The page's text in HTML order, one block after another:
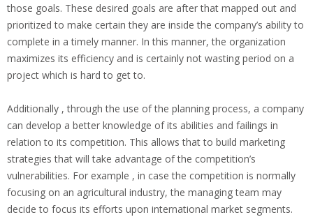
those goals. These desired goals are after that mapped out and
prioritized to make certain they are inside the company’s ability to
complete in a timely manner. In this manner, the organization
maximizes its efficiency and is certainly not wasting period on a
project which is hard to get to.
Additionally , through the use of the planning process, a company
can develop a better knowledge of its abilities and failings in
relation to its competition. This allows that to build marketing
strategies that will take advantage of the competition’s
vulnerabilities. For example , in case the competition is normally
focusing on an agricultural industry, the managing team may
decide to focus its efforts upon international market segments.